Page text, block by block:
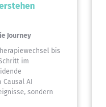
Journey
bis
im
AI
sondern